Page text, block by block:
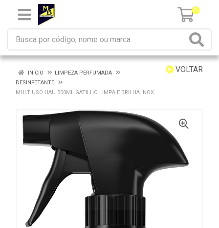
0
VOLTAR
INÍCIO
LIMPEZA PERFUMADA
DESINFETANTE
MULTIUSO UAU 500ML GATILHO LIMPA E BRILHA INOX